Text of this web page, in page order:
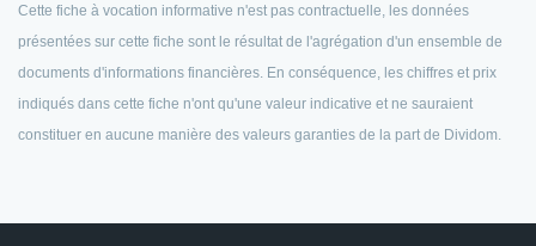
Cette fiche à vocation informative n'est pas contractuelle, les données
présentées sur cette fiche sont le résultat de l'agrégation d'un ensemble de
documents d'informations financières. En conséquence, les chiffres et prix
indiqués dans cette fiche n'ont qu'une valeur indicative et ne sauraient
constituer en aucune manière des valeurs garanties de la part de Dividom.